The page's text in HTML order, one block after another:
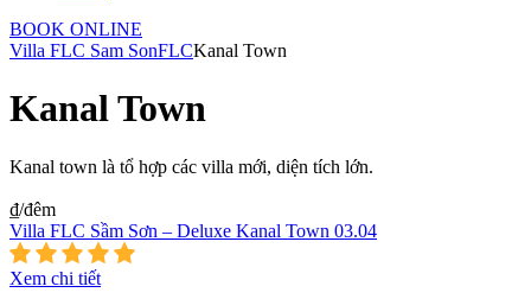
BOOK ONLINE
Villa FLC Sam SonFLCKanal Town
Kanal Town
Kanal town là tổ hợp các villa mới, diện tích lớn.
₫/đêm
Villa FLC Sầm Sơn – Deluxe Kanal Town 03.04
Xem chi tiết